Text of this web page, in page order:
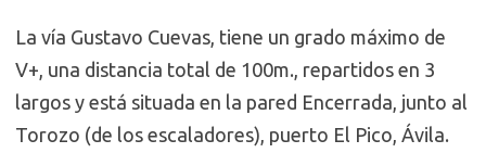
La vía Gustavo Cuevas, tiene un grado máximo de
V+, una distancia total de 100m., repartidos en 3
largos y está situada en la pared Encerrada, junto al
Torozo (de los escaladores), puerto El Pico, Ávila.